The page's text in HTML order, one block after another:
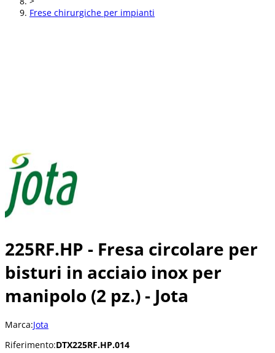
Frese chirurgiche per impianti
225RF.HP - Fresa circolare per
bisturi in acciaio inox per
manipolo (2 pz.) - Jota
Marca:Jota
Riferimento:DTX225RF.HP.014